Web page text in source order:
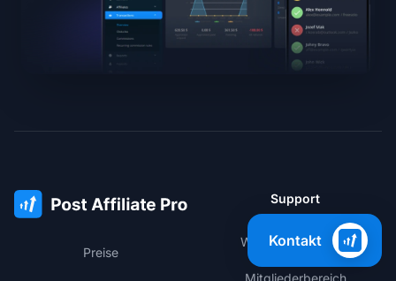
Preise
Support
Wissensdatenbank
Mitgliederbereich
Kontakt